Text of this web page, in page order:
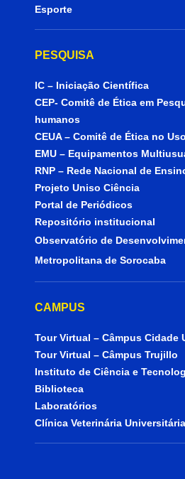
Esporte
PESQUISA
IC – Iniciação Científica
CEP- Comitê de Ética em
humanos
CEUA – Comitê de Ética no
EMU – Equipamentos
RNP – Rede Nacional de
Projeto Uniso Ciência
Portal de Periódicos
Repositório institucional
Observatório de
Metropolitana de Sorocaba
CAMPUS
Tour Virtual – Câmpus Cidade
Tour Virtual – Câmpus Trujillo
Instituto de Ciência e
Biblioteca
Laboratórios
Clínica Veterinária Universitária